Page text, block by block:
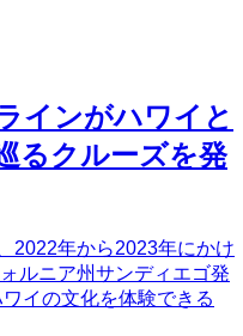
インがハワイと
るクルーズを発
2022年から2023年にかけ
ルニア州サンディエゴ発
イの文化を体験できる